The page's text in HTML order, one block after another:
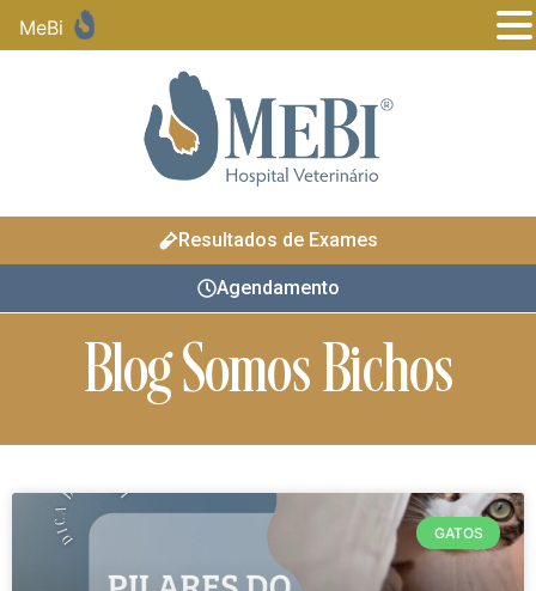
Resultados de Exames
Agendamento
Blog Somos Bichos
GATOS
MeBi